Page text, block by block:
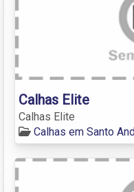
Calhas Elite
Calhas Elite
Calhas em Santo